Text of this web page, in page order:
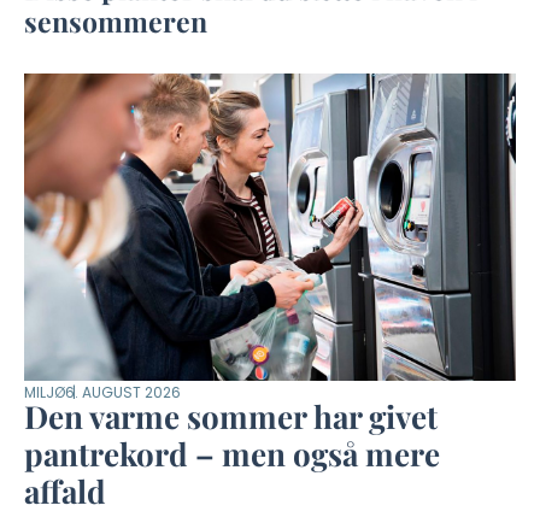
sensommeren
MILJØ6. AUGUST 2026
Den varme sommer har givet
pantrekord – men også mere
affald